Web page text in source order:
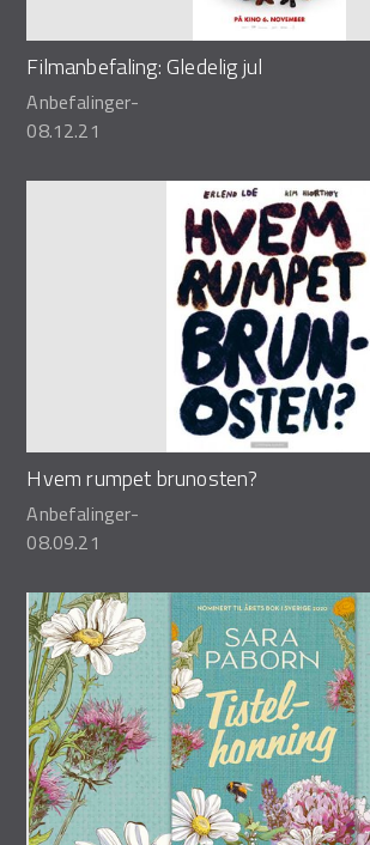
Filmanbefaling: Gledelig jul
Anbefalinger-
08.12.21
Hvem rumpet brunosten?
Anbefalinger-
08.09.21